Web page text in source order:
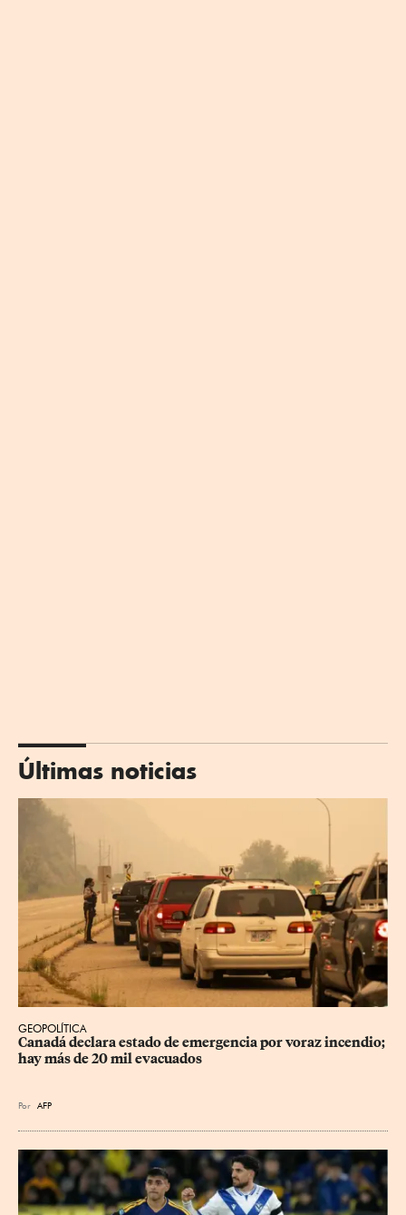
Últimas noticias
GEOPOLÍTICA
Canadá declara estado de emergencia por voraz incendio;
hay más de 20 mil evacuados
Por AFP